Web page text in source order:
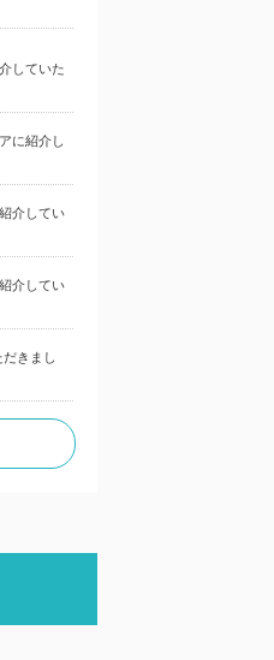
していた
に紹介し
介してい
介してい
きまし